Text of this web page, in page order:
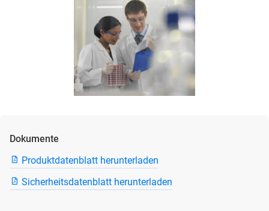
Dokumente
Produktdatenblatt herunterladen
Sicherheitsdatenblatt herunterladen